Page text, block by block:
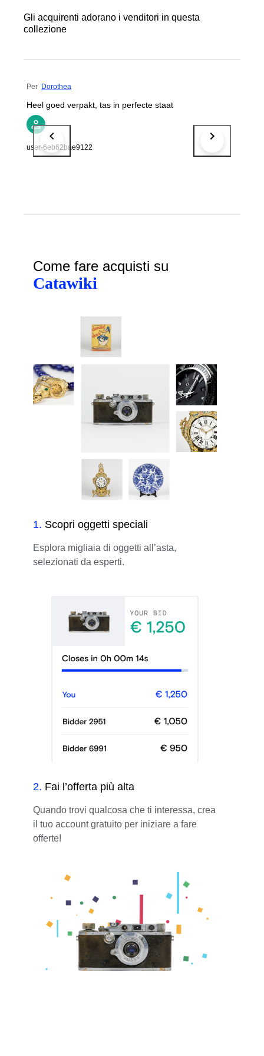
Gli acquirenti adorano i venditori in questa
collezione
Per Dorothea
Heel goed verpakt, tas in perfecte staat
user-6eb62bae9122
Come fare acquisti su
Catawiki
1. Scopri oggetti speciali
Esplora migliaia di oggetti all’asta,
selezionati da esperti.
2. Fai l’offerta più alta
Quando trovi qualcosa che ti interessa, crea
il tuo account gratuito per iniziare a fare
offerte!